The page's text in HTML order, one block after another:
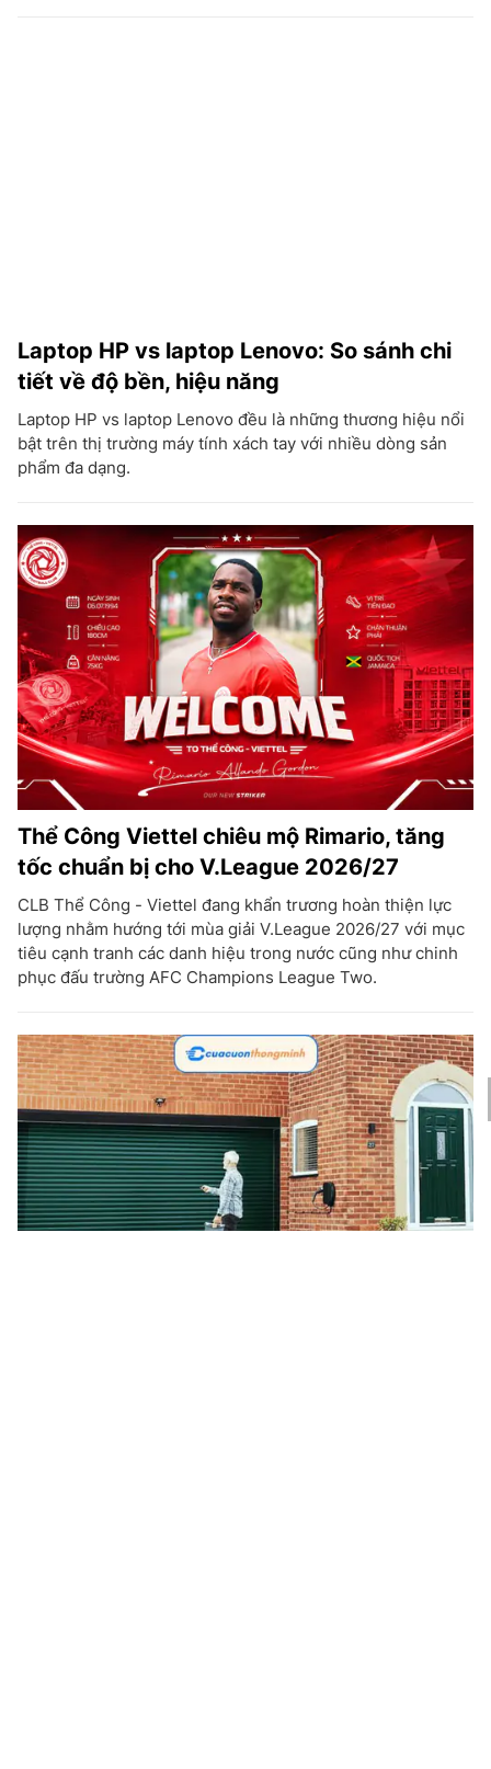
Laptop HP vs laptop Lenovo: So sánh chi
tiết về độ bền, hiệu năng
Laptop HP vs laptop Lenovo đều là những thương hiệu nổi
bật trên thị trường máy tính xách tay với nhiều dòng sản
phẩm đa dạng.
Thể Công Viettel chiêu mộ Rimario, tăng
tốc chuẩn bị cho V.League 2026/27
CLB Thể Công - Viettel đang khẩn trương hoàn thiện lực
lượng nhằm hướng tới mùa giải V.League 2026/27 với mục
tiêu cạnh tranh các danh hiệu trong nước cũng như chinh
phục đấu trường AFC Champions League Two.